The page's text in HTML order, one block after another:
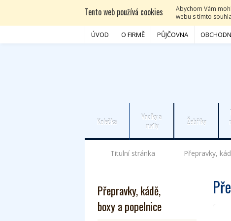
Tento web používá cookies
Abychom Vám
webu s tímto
ÚVOD O FIRMĚ PŮJČOVNA
Kolečka
Vozíky a
rudly
Žebříky
Titulní stránka Přepravky,
Přepravky, kádě,
boxy a popelnice